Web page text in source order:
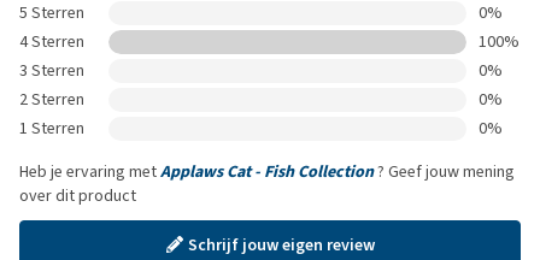
5 Sterren
0%
4 Sterren
100%
3 Sterren
0%
2 Sterren
0%
1 Sterren
0%
Heb je ervaring metApplaws Cat - Fish Collection? Geef jouw mening
over dit product
Schrijf jouw eigen review